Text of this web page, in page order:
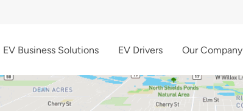
EV Business Solutions EV Drivers Our Company